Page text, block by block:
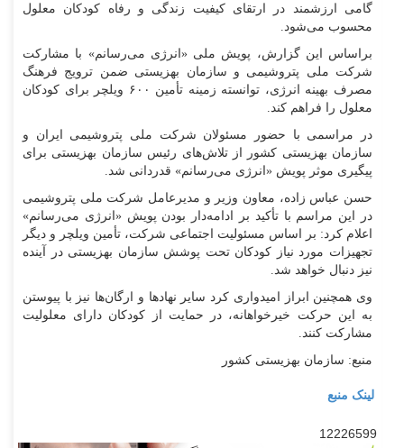
گامی ارزشمند در ارتقای کیفیت زندگی و رفاه کودکان معلول
محسوب می‌شود.
براساس این گزارش، پویش ملی «انرژی می‌رسانم» با مشارکت
شرکت ملی پتروشیمی و سازمان بهزیستی ضمن ترویج فرهنگ
مصرف بهینه انرژی، توانسته زمینه تأمین ۶۰۰ ویلچر برای کودکان
معلول را فراهم کند.
در مراسمی با حضور مسئولان شرکت ملی پتروشیمی ایران و
سازمان بهزیستی کشور از تلاش‌های رئیس سازمان بهزیستی برای
پیگیری موثر پویش «انرژی می‌رسانم» قدردانی شد.
حسن عباس زاده، معاون وزیر و مدیرعامل شرکت ملی پتروشیمی
در این مراسم با تأکید بر ادامه‌دار بودن پویش «انرژی می‌رسانم»
اعلام کرد: بر اساس مسئولیت اجتماعی شرکت، تأمین ویلچر و دیگر
تجهیزات مورد نیاز کودکان تحت پوشش سازمان بهزیستی در آینده
نیز دنبال خواهد شد.
وی همچنین ابراز امیدواری کرد سایر نهاد‌ها و ارگان‌ها نیز با پیوستن
به این حرکت خیرخواهانه، در حمایت از کودکان دارای معلولیت
مشارکت کنند.
منبع: سازمان بهزیستی کشور
لینک منبع
12226599